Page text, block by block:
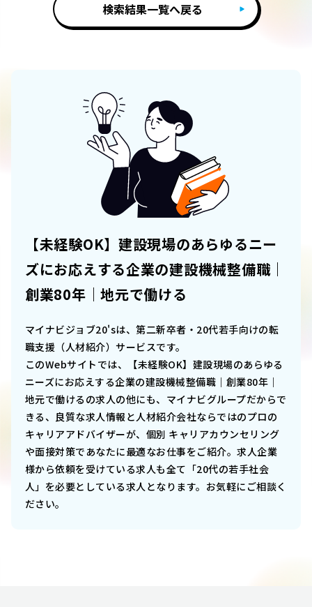
検索結果一覧へ戻る
【未経験OK】建設現場のあらゆるニー
ズにお応えする企業の建設機械整備職｜
創業80年｜地元で働ける
マイナビジョブ20'sは、第二新卒者・20代若手向けの転
職支援（人材紹介）サービスです。
このWebサイトでは、
【未経験OK】建設現場のあらゆる
ニーズにお応えする企業の建設機械整備職｜創業80年｜
地元で働ける の求人の他にも、マイナビグループだからで
きる、良質な求人情報と人材紹介会社ならではのプロの
キャリアアドバイザーが、個別 キャリアカウンセリング
や面接対策であなたに最適なお仕事をご紹介。求人企業
様から依頼を受けている求人も全て「20代の若手社会
人」を必要としている求人となります。お気軽にご相談く
ださい。